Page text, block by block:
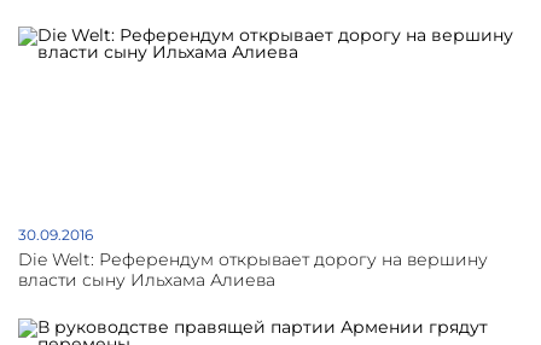
30.09.2016
Die Welt: Референдум открывает дорогу на вершину
власти сыну Ильхама Алиева